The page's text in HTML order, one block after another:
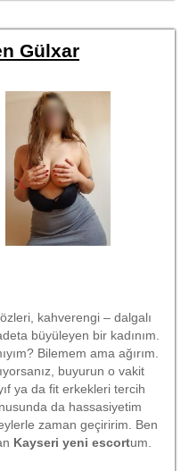
Gülxar
kahverengi – dalgalı
büyüleyen bir kadınım.
Bilemem ama ağırım.
buyurun o vakit
ya da fit erkekleri tercih
da hassasiyetim
zaman geçiririm. Ben
Kayseri yeni escortum.